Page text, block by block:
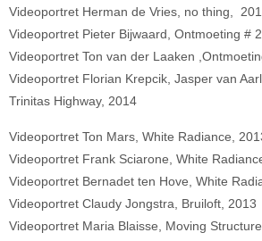
Videoportret Herman de Vries, no thing,
Videoportret Pieter Bijwaard, Ontmoeting #
Videoportret Ton van der Laaken
Videoportret Florian Krepcik, Jasper van
Trinitas Highway, 2014
Videoportret Ton Mars, White Radiance,
Videoportret Frank Sciarone, White
Videoportret Bernadet ten Hove, White
Videoportret Claudy Jongstra, Bruiloft, 2013
Videoportret Maria Blaisse, Moving